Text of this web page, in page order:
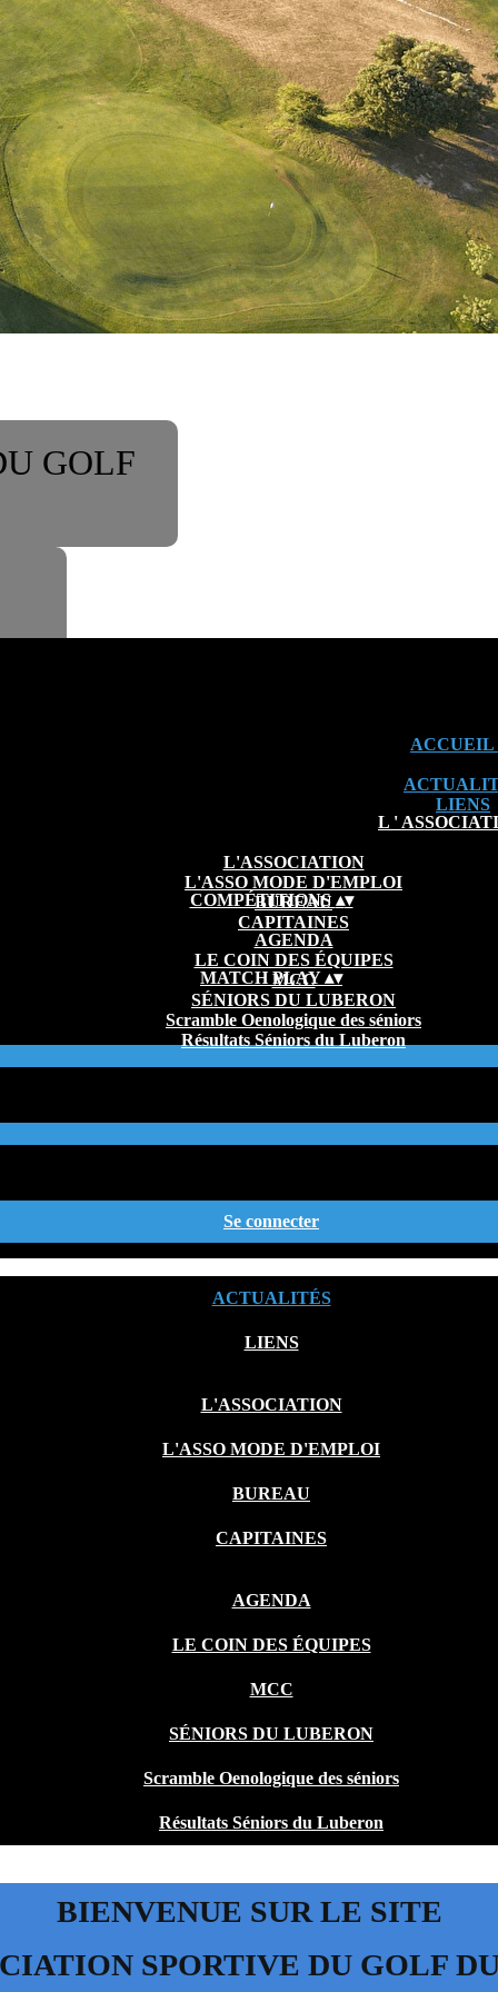
GOLF
ACCUEIL
LIENS
L '
L'ASSOCIATION
L'ASSO MODE D'EMPLOI
BUREAU
CAPITAINES
COMPÉTITIONS ▴▾
AGENDA
LE COIN DES ÉQUIPES
MCC
SÉNIORS DU LUBERON
Scramble Oenologique des séniors
Résultats Séniors du Luberon
MATCH PLAY▴▾
Se connecter
ACTUALITÉS
LIENS
L'ASSOCIATION
L'ASSO MODE D'EMPLOI
BUREAU
CAPITAINES
AGENDA
LE COIN DES ÉQUIPES
MCC
SÉNIORS DU LUBERON
Scramble Oenologique des séniors
Résultats Séniors du Luberon
BIENVENUE SUR LE SITE
SPORTIVE DU GOLF